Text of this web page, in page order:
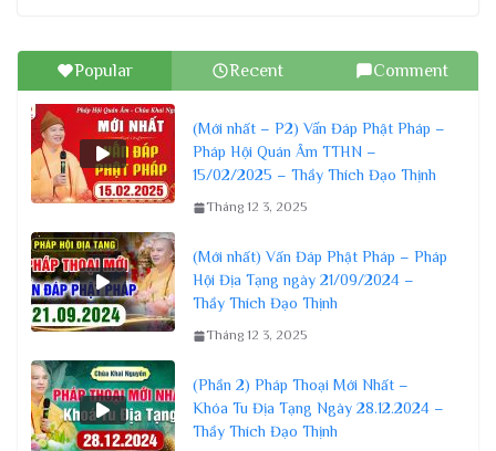
Popular Recent Comment
(Mới nhất – P2) Vấn Đáp Phật Pháp –
Pháp Hội Quán Âm TTHN –
15/02/2025 – Thầy Thích Đạo Thịnh
Tháng 12 3, 2025
(Mới nhất) Vấn Đáp Phật Pháp – Pháp
Hội Địa Tạng ngày 21/09/2024 –
Thầy Thích Đạo Thịnh
Tháng 12 3, 2025
(Phần 2) Pháp Thoại Mới Nhất –
Khóa Tu Địa Tạng Ngày 28.12.2024 –
Thầy Thích Đạo Thịnh